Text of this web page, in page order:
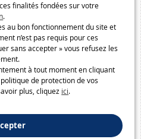
finalités fondées sur votre
.
au bon fonctionnement du site et
n’est pas requis pour ces
sans accepter » vous refusez les
à tout moment en cliquant
de protection de vos
plus, cliquez ici.